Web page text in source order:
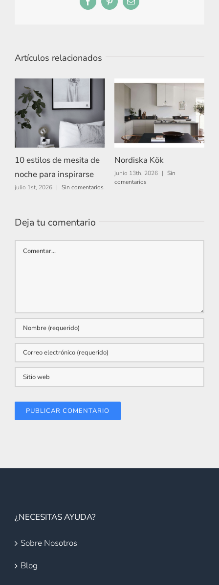
FacebookPinterestCorreo
electrónico
Artículos relacionados
10 estilos de mesita de
noche para inspirarse
julio 1st, 2026 | Sin comentarios
Nordiska Kök
junio 13th, 2026 | Sin
comentarios
Deja tu comentario
Comentar
¿NECESITAS AYUDA?
Sobre Nosotros
Blog